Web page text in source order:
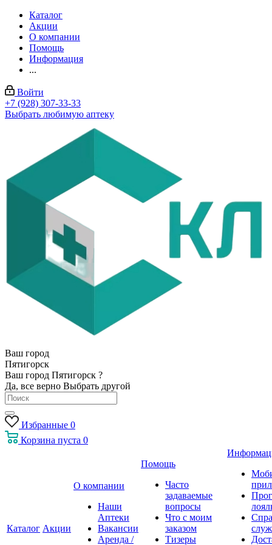
Каталог
Акции
О компании
Помощь
Информация
...
Войти
+7 (928) 307-33-33
Выбрать любимую аптеку
Ваш город
Пятигорск
Ваш город Пятигорск ?
Да, все верно Выбрать другой
Избранные 0
Корзина пуста 0
Каталог Акции
О компании
Наши
Аптеки
Вакансии
Аренда /
Помощь
Часто
задаваемые
вопросы
Что с моим
заказом
Тизеры